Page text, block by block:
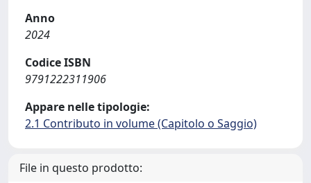
Anno
2024
Codice ISBN
9791222311906
Appare nelle tipologie:
2.1 Contributo in volume (Capitolo o Saggio)
File in questo prodotto: